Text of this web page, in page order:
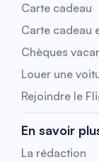
Carte cadeau
Carte cadeau
Chèques
Louer une
Rejoindre le
En savoir
La rédaction